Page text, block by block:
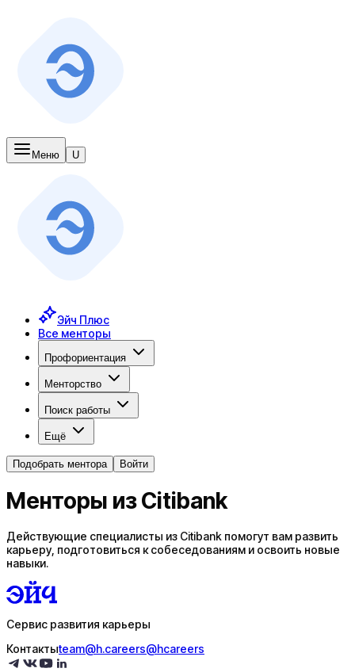
Меню U
Эйч Плюс
Все менторы
Профориентация
Менторство
Поиск работы
Ещё
Подобрать ментора Войти
Менторы из Citibank
Действующие специалисты из Citibank помогут вам развить
карьеру, подготовиться к собеседованиям и освоить новые
навыки.
Сервис развития карьеры
Контактыteam@h.careers@hcareers